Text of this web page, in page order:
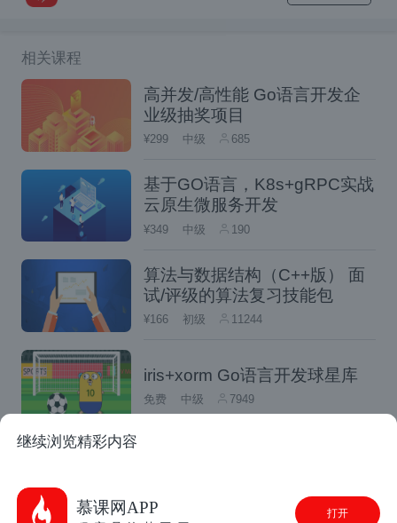
继续浏览精彩内容
慕课网APP 打开
相关课程
高并发/高性能 Go语言开发企
业级抽奖项目
¥299 中级 685
基于GO语言，K8s+gRPC实战
云原生微服务开发
¥349 中级 190
算法与数据结构（C++版） 面
试/评级的算法复习技能包
¥166 初级 11244
iris+xorm Go语言开发球星库
免费 中级 7949